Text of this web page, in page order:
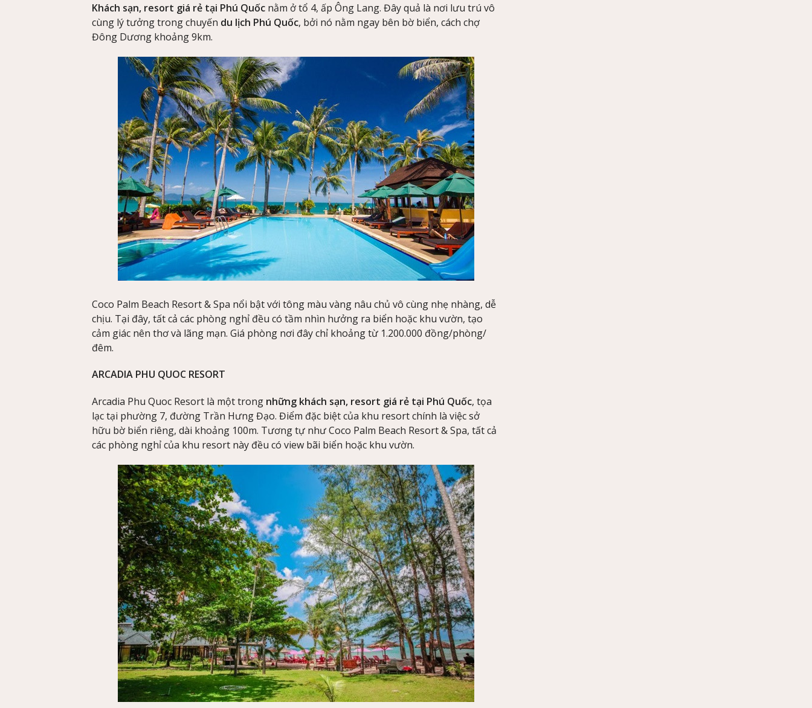
Khách sạn, resort giá rẻ tại Phú Quốc nằm ở tổ 4, ấp Ông Lang. Đây quả là nơi lưu trú vô
cùng lý tưởng trong chuyến du lịch Phú Quốc, bởi nó nằm ngay bên bờ biển, cách chợ
Đông Dương khoảng 9km.
Coco Palm Beach Resort & Spa nổi bật với tông màu vàng nâu chủ vô cùng nhẹ nhàng, dễ
chịu. Tại đây, tất cả các phòng nghỉ đều có tầm nhìn hưởng ra biển hoặc khu vườn, tạo
cảm giác nên thơ và lãng mạn. Giá phòng nơi đây chỉ khoảng từ 1.200.000 đồng/phòng/
đêm.
ARCADIA PHU QUOC RESORT
Arcadia Phu Quoc Resort là một trong những khách sạn, resort giá rẻ tại Phú Quốc, tọa
lạc tại phường 7, đường Trần Hưng Đạo. Điểm đặc biệt của khu resort chính là việc sở
hữu bờ biển riêng, dài khoảng 100m. Tương tự như Coco Palm Beach Resort & Spa, tất cả
các phòng nghỉ của khu resort này đều có view bãi biển hoặc khu vườn.